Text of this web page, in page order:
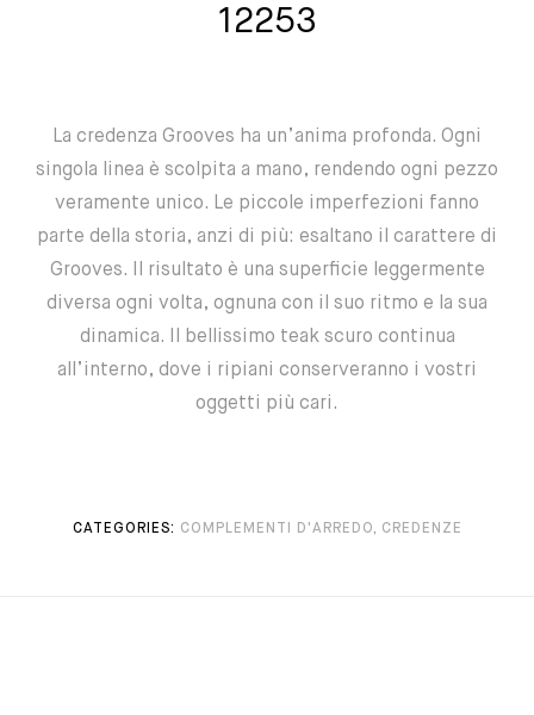
12253
La credenza Grooves ha un’anima profonda. Ogni
singola linea è scolpita a mano, rendendo ogni pezzo
veramente unico. Le piccole imperfezioni fanno
parte della storia, anzi di più: esaltano il carattere di
Grooves. Il risultato è una superficie leggermente
diversa ogni volta, ognuna con il suo ritmo e la sua
dinamica. Il bellissimo teak scuro continua
all’interno, dove i ripiani conserveranno i vostri
oggetti più cari.
CATEGORIES: COMPLEMENTI D'ARREDO, CREDENZE